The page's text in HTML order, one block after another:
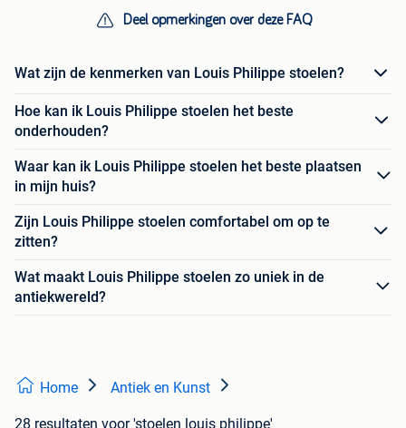
Deel opmerkingen over deze FAQ
Wat zijn de kenmerken van Louis Philippe stoelen?
Hoe kan ik Louis Philippe stoelen het beste
onderhouden?
Waar kan ik Louis Philippe stoelen het beste plaatsen
in mijn huis?
Zijn Louis Philippe stoelen comfortabel om op te
zitten?
Wat maakt Louis Philippe stoelen zo uniek in de
antiekwereld?
Home Antiek en Kunst
28 resultaten voor 'stoelen louis philippe'